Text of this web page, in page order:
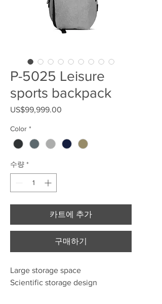
P-5025 Leisure
sports backpack
US$99,999.00
Color *
수량 *
카트에 추가
구매하기
Large storage space
Scientific storage design